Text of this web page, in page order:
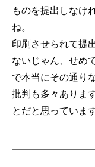
ものを提出しなけ
ね。
印刷させられて提
ないじゃん、せめ
で本当にその通り
批判も多々ありま
とだと思っています